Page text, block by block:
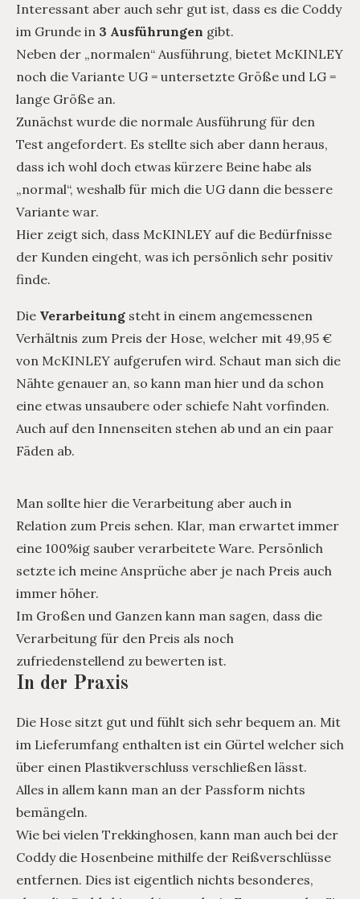
Interessant aber auch sehr gut ist, dass es die Coddy
im Grunde in 3 Ausführungen gibt.
Neben der „normalen“ Ausführung, bietet McKINLEY
noch die Variante UG = untersetzte Größe und LG =
lange Größe an.
Zunächst wurde die normale Ausführung für den
Test angefordert. Es stellte sich aber dann heraus,
dass ich wohl doch etwas kürzere Beine habe als
„normal“, weshalb für mich die UG dann die bessere
Variante war.
Hier zeigt sich, dass McKINLEY auf die Bedürfnisse
der Kunden eingeht, was ich persönlich sehr positiv
finde.
Die Verarbeitung steht in einem angemessenen
Verhältnis zum Preis der Hose, welcher mit 49,95 €
von McKINLEY aufgerufen wird. Schaut man sich die
Nähte genauer an, so kann man hier und da schon
eine etwas unsaubere oder schiefe Naht vorfinden.
Auch auf den Innenseiten stehen ab und an ein paar
Fäden ab.
Man sollte hier die Verarbeitung aber auch in
Relation zum Preis sehen. Klar, man erwartet immer
eine 100%ig sauber verarbeitete Ware. Persönlich
setzte ich meine Ansprüche aber je nach Preis auch
immer höher.
Im Großen und Ganzen kann man sagen, dass die
Verarbeitung für den Preis als noch
zufriedenstellend zu bewerten ist.
In der Praxis
Die Hose sitzt gut und fühlt sich sehr bequem an. Mit
im Lieferumfang enthalten ist ein Gürtel welcher sich
über einen Plastikverschluss verschließen lässt.
Alles in allem kann man an der Passform nichts
bemängeln.
Wie bei vielen Trekkinghosen, kann man auch bei der
Coddy die Hosenbeine mithilfe der Reißverschlüsse
entfernen. Dies ist eigentlich nichts besonderes,